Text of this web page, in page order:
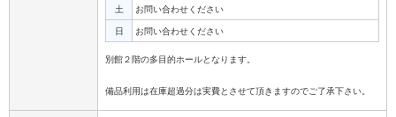
土
お問い合わせください
日
お問い合わせください
別館２階の多目的ホールとなります。